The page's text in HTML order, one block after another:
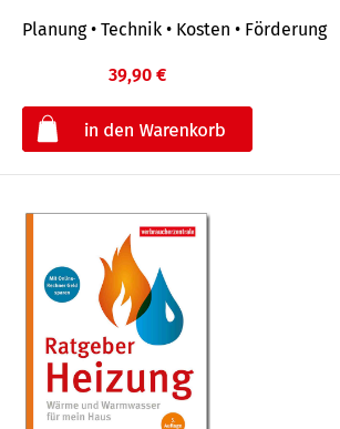
Planung • Technik • Kosten • Förderung
39,90 €